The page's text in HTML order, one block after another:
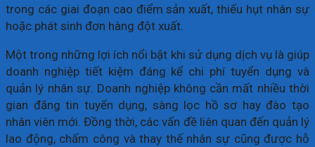
trong các giai đoạn cao điểm sản xuất, thiếu hụt nhân sự
hoặc phát sinh đơn hàng đột xuất.
Một trong những lợi ích nổi bật khi sử dụng dịch vụ là giúp
doanh nghiệp tiết kiệm đáng kể chi phí tuyển dụng và
quản lý nhân sự. Doanh nghiệp không cần mất nhiều thời
gian đăng tin tuyển dụng, sàng lọc hồ sơ hay đào tạo
nhân viên mới. Đồng thời, các vấn đề liên quan đến quản lý
lao động, chấm công và thay thế nhân sự cũng được hỗ